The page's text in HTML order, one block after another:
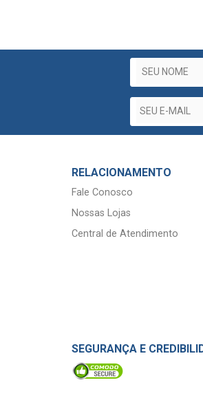
RELACIONAMENTO
Fale Conosco
Nossas Lojas
Central de Atendimento
SEGURANÇA E